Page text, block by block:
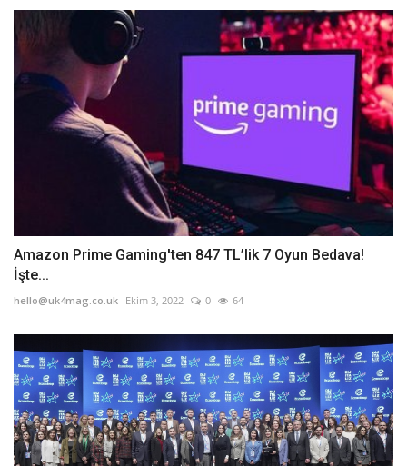
Amazon Prime Gaming'ten 847 TL’lik 7 Oyun Bedava!
İşte...
hello@uk4mag.co.uk Ekim 3, 2022 0 64